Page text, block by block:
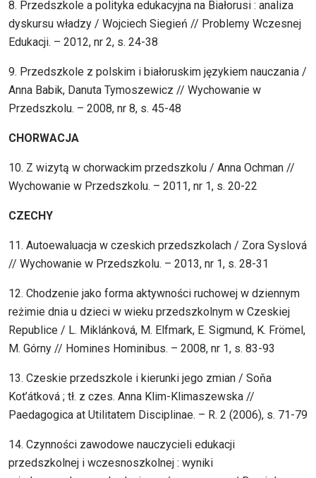
8. Przedszkole a polityka edukacyjna na Białorusi : analiza
dyskursu władzy / Wojciech Siegień // Problemy Wczesnej
Edukacji. – 2012, nr 2, s. 24-38
9. Przedszkole z polskim i białoruskim językiem nauczania /
Anna Babik, Danuta Tymoszewicz // Wychowanie w
Przedszkolu. – 2008, nr 8, s. 45-48
CHORWACJA
10. Z wizytą w chorwackim przedszkolu / Anna Ochman //
Wychowanie w Przedszkolu. – 2011, nr 1, s. 20-22
CZECHY
11. Autoewaluacja w czeskich przedszkolach / Zora Syslová
// Wychowanie w Przedszkolu. – 2013, nr 1, s. 28-31
12. Chodzenie jako forma aktywności ruchowej w dziennym
reżimie dnia u dzieci w wieku przedszkolnym w Czeskiej
Republice / L. Miklánková, M. Elfmark, E. Sigmund, K. Frömel,
M. Górny // Homines Hominibus. – 2008, nr 1, s. 83-93
13. Czeskie przedszkole i kierunki jego zmian / Soňa
Kot’átková ; tł. z czes. Anna Klim-Klimaszewska //
Paedagogica at Utilitatem Disciplinae. – R. 2 (2006), s. 71-79
14. Czynności zawodowe nauczycieli edukacji
przedszkolnej i wczesnoszkolnej : wyniki